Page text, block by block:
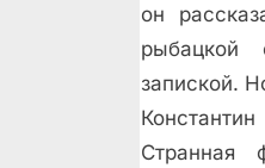
он
рыбацкой
запиской.
Странная